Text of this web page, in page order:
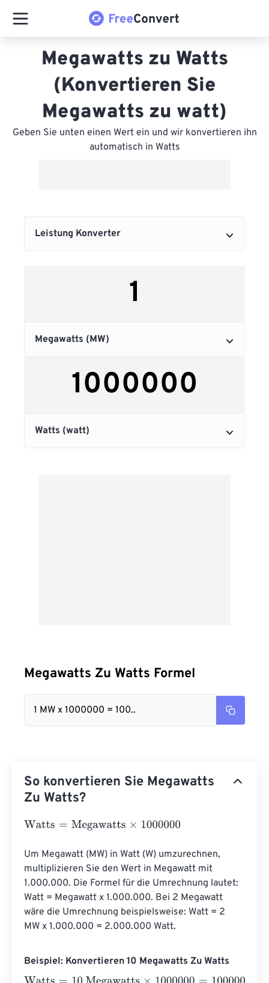
Megawatts zu Watts
(Konvertieren Sie
Megawatts zu watt)
Geben Sie unten einen Wert ein und wir konvertieren ihn
automatisch in Watts
Megawatts Zu Watts Formel
1 MW x 1000000 = 100..
So konvertieren Sie Megawatts
Zu Watts?
Watts= Megawatts×1000000
Um Megawatt (MW) in Watt (W) umzurechnen,
multiplizieren Sie den Wert in Megawatt mit
1.000.000. Die Formel für die Umrechnung lautet:
Watt = Megawatt x 1.000.000. Bei 2 Megawatt
wäre die Umrechnung beispielsweise: Watt = 2
MW x 1.000.000 = 2.000.000 Watt.
Beispiel: Konvertieren 10 Megawatts Zu Watts